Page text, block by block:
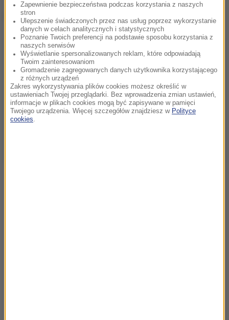
Dalsza część artykułu pod materiałem video:
Zapewnienie bezpieczeństwa podczas korzystania z naszych
stron
Ulepszenie świadczonych przez nas usług poprzez wykorzystanie
danych w celach analitycznych i statystycznych
Poznanie Twoich preferencji na podstawie sposobu korzystania z
naszych serwisów
Wyświetlanie spersonalizowanych reklam, które odpowiadają
Twoim zainteresowaniom
Gromadzenie zagregowanych danych użytkownika korzystającego
z różnych urządzeń
Zakres wykorzystywania plików cookies możesz określić w
ustawieniach Twojej przeglądarki. Bez wprowadzenia zmian ustawień,
informacje w plikach cookies mogą być zapisywane w pamięci
Twojego urządzenia. Więcej szczegółów znajdziesz w Polityce
cookies.